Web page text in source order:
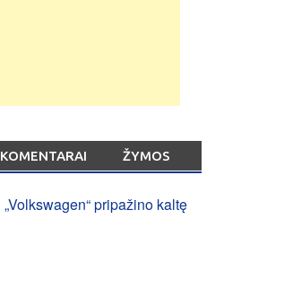
KOMENTARAI ŽYMOS
„Volkswagen“ pripažino kaltę